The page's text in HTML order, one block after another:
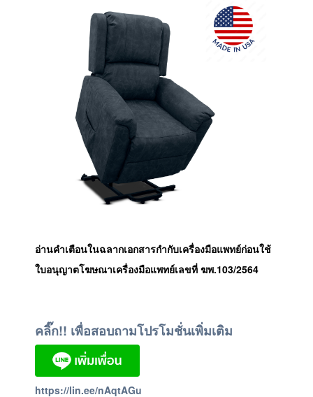
อ่านคำเตือนในฉลากเอกสารกำกับเครื่องมือแพทย์ก่อนใช้
ใบอนุญาตโฆษณาเครื่องมือแพทย์เลขที่ ฆพ.103/2564
คลิ๊ก!! เพื่อสอบถามโปรโมชั่นเพิ่มเติม
https://lin.ee/nAqtAGu